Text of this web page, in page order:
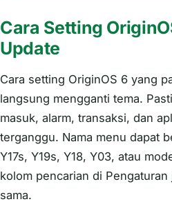
Cara Setting
Update
Cara setting OriginOS 6 yang
langsung mengganti tema.
masuk, alarm, transaksi, dan
terganggu. Nama menu dapat
Y17s, Y19s, Y18, Y03, atau
kolom pencarian di
sama.